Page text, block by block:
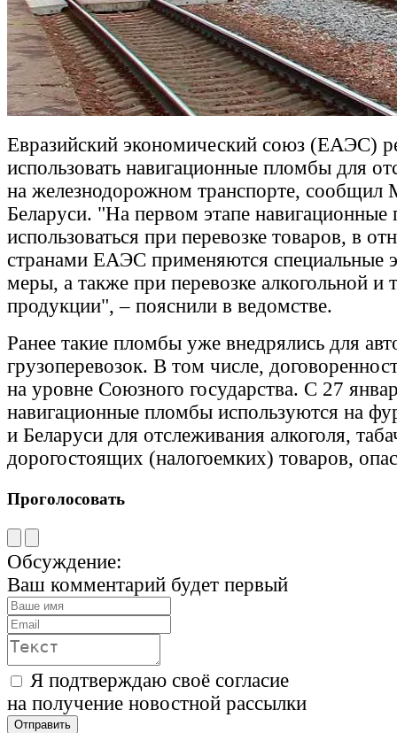
Евразийский экономический союз (ЕАЭС)
использовать навигационные пломбы для
на железнодорожном транспорте, сообщил
Беларуси. "На первом этапе
использоваться при перевозке товаров, в
странами ЕАЭС применяются специальные
меры, а также при перевозке алкогольной и
продукции", – пояснили в ведомстве.
Ранее такие пломбы уже внедрялись для
грузоперевозок. В том числе,
на уровне Союзного государства. С 27
навигационные пломбы используются на
и Беларуси для отслеживания алкоголя,
дорогостоящих (налогоемких) товаров,
Проголосовать
Обсуждение:
Ваш комментарий будет первый
Я подтверждаю своё согласие
на получение новостной рассылки